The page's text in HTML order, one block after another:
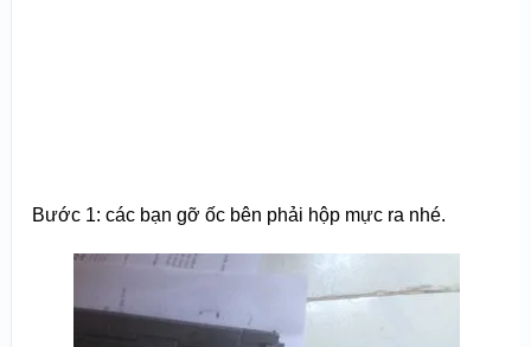
Bước 1: các bạn gỡ ốc bên phải hộp mực ra nhé.